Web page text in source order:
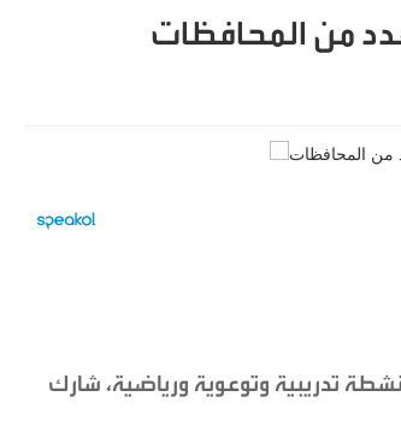
من المحافظات
تدريبية وتوعوية ورياضية، شارك